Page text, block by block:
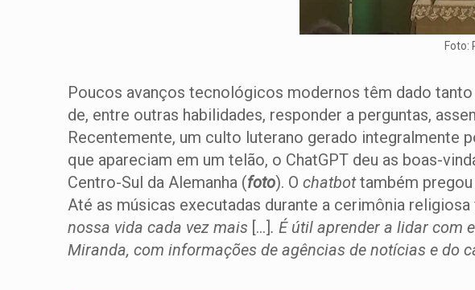
Foto:
Poucos avanços tecnológicos modernos têm dado
de, entre outras habilidades, responder a perguntas,
Recentemente, um culto luterano gerado integralmente
que apareciam em um telão, o ChatGPT deu as boas-
Centro-Sul da Alemanha (foto). O chatbottambém pregou
Até as músicas executadas durante a cerimônia
nossa vida cada vez mais […]. É útil aprender a lidar com
Miranda, com informações de agências de notícias e do